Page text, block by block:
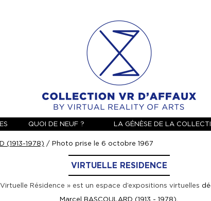
QUOI DE NEUF ? LA GÉNÈSE DE LA
(1913-1978) / Photo prise le 6 octobre 1967
VIRTUELLE RESIDENCE
Résidence » est un espace d’expositions virtuelles
Marcel BASCOULARD (1913 - 1978).